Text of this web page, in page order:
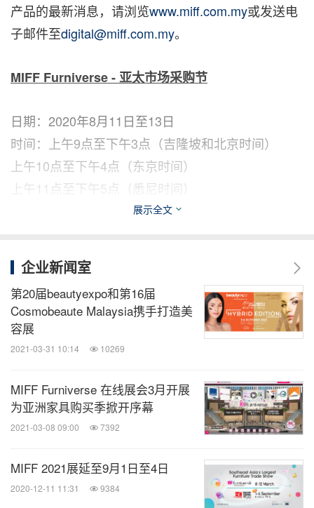
产品的最新消息，请浏览www.miff.com.my或发送电
子邮件至digital@miff.com.my。
MIFF Furniverse -亚太市场采购节
日期：2020年8月11日至13日
时间：上午9点至下午3点（吉隆坡和北京时间）
上午10点至下午4点（东京时间）
上午11点至下午5点（悉尼时间）
下午1点至晚上7点（奥克兰时间）
日期：2020年8月18日至20日
时间：晚上8点至凌晨2点（吉隆坡和北京时间）
上午5点至上午11点（洛杉矶和温哥华时间）
上午8点至下午2点（里约热内卢时间）
MIFF Furniverse欧洲、中东和非洲市场采购节
日期：2020年8月26日至28日
时间：下午1点至晚上7点（吉隆坡和北京时间）
展示全文
企业新闻室
第20届beautyexpo和第16届
Cosmobeaute Malaysia携手打造美
容展
2021-03-31 10:14 10269
MIFF Furniverse 在线展会3月开展
为亚洲家具购买季掀开序幕
2021-03-08 09:00 7392
MIFF 2021展延至9月1日至4日
2020-12-11 11:31 9384